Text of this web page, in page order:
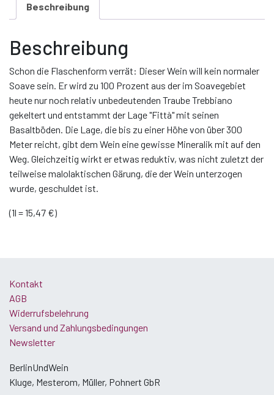
Beschreibung
Beschreibung
Schon die Flaschenform verrät: Dieser Wein will kein normaler
Soave sein. Er wird zu 100 Prozent aus der im Soavegebiet
heute nur noch relativ unbedeutenden Traube Trebbiano
gekeltert und entstammt der Lage "Fittà" mit seinen
Basaltböden. Die Lage, die bis zu einer Höhe von über 300
Meter reicht, gibt dem Wein eine gewisse Mineralik mit auf den
Weg. Gleichzeitig wirkt er etwas reduktiv, was nicht zuletzt der
teilweise malolaktischen Gärung, die der Wein unterzogen
wurde, geschuldet ist.
(1l = 15,47 €)
Kontakt
AGB
Widerrufsbelehrung
Versand und Zahlungsbedingungen
Newsletter
BerlinUndWein
Kluge, Mesterom, Müller, Pohnert GbR